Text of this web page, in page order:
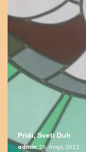
Pridi, Sveti Duh
admin 26. maja, 2022